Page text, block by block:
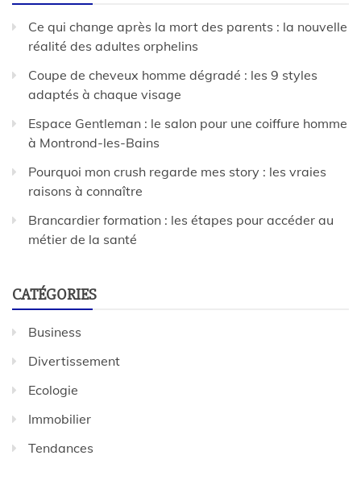
Ce qui change après la mort des parents : la nouvelle
réalité des adultes orphelins
Coupe de cheveux homme dégradé : les 9 styles
adaptés à chaque visage
Espace Gentleman : le salon pour une coiffure homme
à Montrond-les-Bains
Pourquoi mon crush regarde mes story : les vraies
raisons à connaître
Brancardier formation : les étapes pour accéder au
métier de la santé
CATÉGORIES
Business
Divertissement
Ecologie
Immobilier
Tendances